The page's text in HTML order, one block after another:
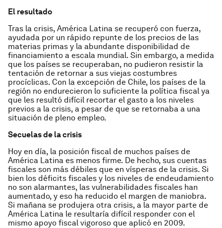
El resultado
Tras la crisis, América Latina se recuperó con fuerza,
ayudada por un rápido repunte de los precios de las
materias primas y la abundante disponibilidad de
financiamiento a escala mundial. Sin embargo, a medida
que los países se recuperaban, no pudieron resistir la
tentación de retornar a sus viejas costumbres
procíclicas. Con la excepción de Chile, los países de la
región no endurecieron lo suficiente la política fiscal ya
que les resultó difícil recortar el gasto a los niveles
previos a la crisis, a pesar de que se retornaba a una
situación de pleno empleo.
Secuelas de la crisis
Hoy en día, la posición fiscal de muchos países de
América Latina es menos firme. De hecho, sus cuentas
fiscales son más débiles que en vísperas de la crisis. Si
bien los déficits fiscales y los niveles de endeudamiento
no son alarmantes, las vulnerabilidades fiscales han
aumentado, y eso ha reducido el margen de maniobra.
Si mañana se produjera otra crisis, a la mayor parte de
América Latina le resultaría difícil responder con el
mismo apoyo fiscal vigoroso que aplicó en 2009.